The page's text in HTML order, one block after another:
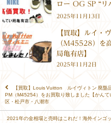
ロー OG SP “リ
2025年11月13日
【買取】ルイ・
（M45528）を
局亀有店】
2025年11月2日
【買取】Louis Vuitton ルイヴィトン 廃盤
PM（M45254）をお買取り致しました【かん
区・松戸市・八潮市
2021年の金相場と売時はこれだ！海外インゴ